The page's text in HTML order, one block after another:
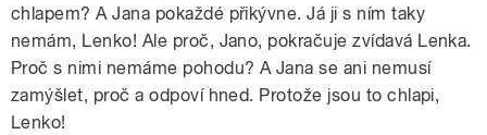
chlapem? A Jana pokaždé přikývne. Já ji s ním taky
nemám, Lenko! Ale proč, Jano, pokračuje zvídavá Lenka.
Proč s nimi nemáme pohodu? A Jana se ani nemusí
zamýšlet, proč a odpoví hned. Protože jsou to chlapi,
Lenko!